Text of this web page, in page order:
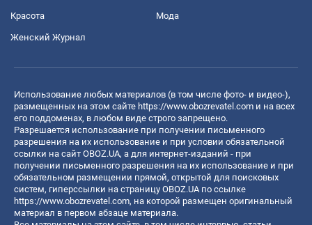
Красота Мода
Женский Журнал
Использование любых материалов (в том числе фото- и видео-),
размещенных на этом сайте https://www.obozrevatel.com и на всех
его поддоменах, в любом виде строго запрещено.
Разрешается использование при получении письменного
разрешения на их использование и при условии обязательной
ссылки на сайт OBOZ.UA, а для интернет-изданий - при
получении письменного разрешения на их использование и при
обязательном размещении прямой, открытой для поисковых
систем, гиперссылки на страницу OBOZ.UA по ссылке
https://www.obozrevatel.com, на которой размещен оригинальный
материал в первом абзаце материала.